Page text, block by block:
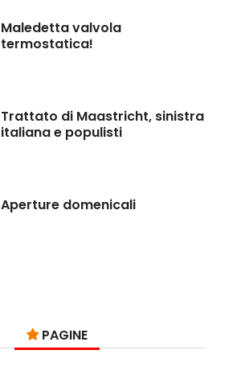
Maledetta valvola
termostatica!
Trattato di Maastricht, sinistra
italiana e populisti
Aperture domenicali
PAGINE